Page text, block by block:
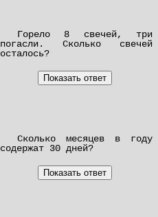
Горело 8 свечей, три
погасли. Сколько свечей
осталось?
Показать ответ
Сколько месяцев в году
содержат 30 дней?
Показать ответ